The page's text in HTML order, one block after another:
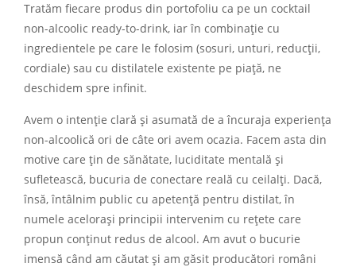
Tratăm fiecare produs din portofoliu ca pe un cocktail
non-alcoolic ready-to-drink, iar în combinație cu
ingredientele pe care le folosim (sosuri, unturi, reducții,
cordiale) sau cu distilatele existente pe piață, ne
deschidem spre infinit.
Avem o intenție clară și asumată de a încuraja experiența
non-alcoolică ori de câte ori avem ocazia. Facem asta din
motive care țin de sănătate, luciditate mentală și
sufletească, bucuria de conectare reală cu ceilalți. Dacă,
însă, întâlnim public cu apetență pentru distilat, în
numele acelorași principii intervenim cu rețete care
propun conținut redus de alcool. Am avut o bucurie
imensă când am căutat și am găsit producători români